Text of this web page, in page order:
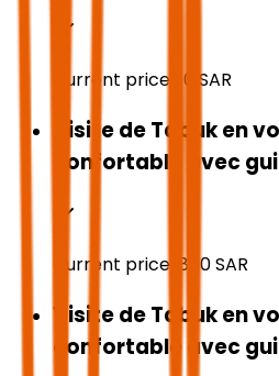
Current price: 10 SAR
Visite de Tabuk en
confortable avec
Current price: 850SAR
Visite de Tabuk en
confortable avec